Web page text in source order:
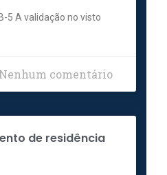
5 A validação no visto
Nenhum comentário
de residência